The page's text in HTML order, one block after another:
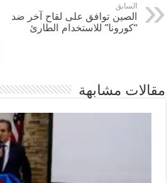
السابق
الصين توافق على لقاح آخر ضد
“كورونا” للاستخدام الطارئ
مقالات مشابهة